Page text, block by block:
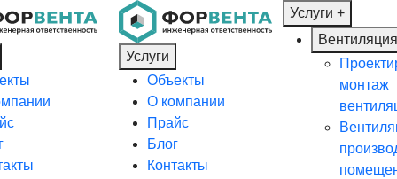
Услуги
Объекты
О компании
Прайс
Блог
Контакты
Услуги +
Вентиляция
монтаж